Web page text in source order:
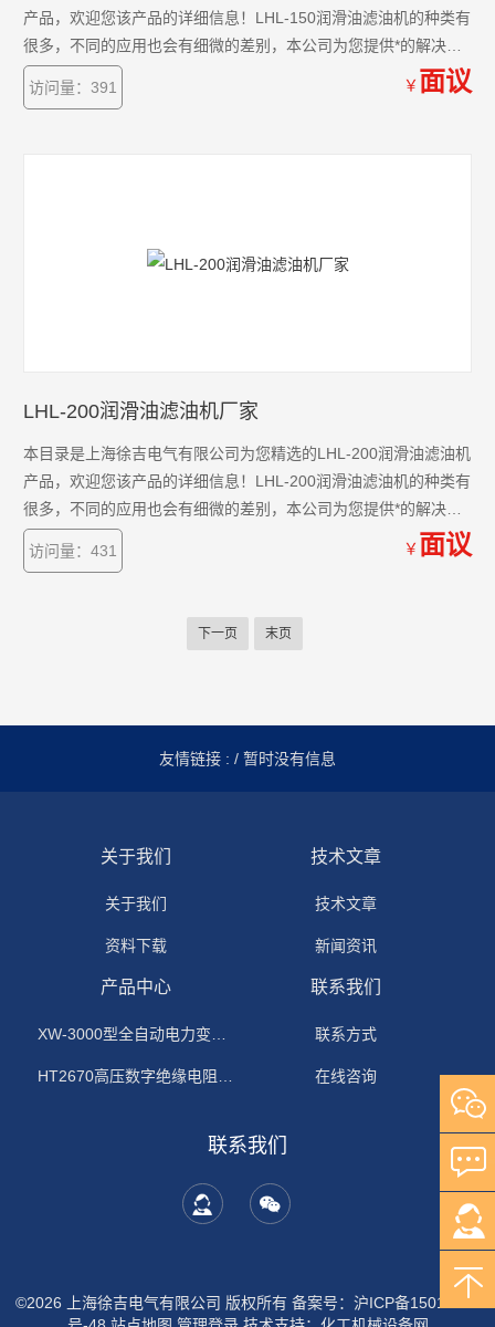
产品，欢迎您该产品的详细信息！LHL-150润滑油滤油机的种类有
很多，不同的应用也会有细微的差别，本公司为您提供*的解决方
案。
访问量：391
￥ 面议
LHL-200润滑油滤油机厂家
本目录是上海徐吉电气有限公司为您精选的LHL-200润滑油滤油机
产品，欢迎您该产品的详细信息！LHL-200润滑油滤油机的种类有
很多，不同的应用也会有细微的差别，本公司为您提供*的解决方
案。
访问量：431
￥ 面议
下一页 末页
友情链接 : / 暂时没有信息
关于我们
关于我们
资料下载
技术文章
技术文章
新闻资讯
产品中心 联系我们
联系方式
在线咨询
联系我们
©2026 上海徐吉电气有限公司 版权所有 备案号：沪ICP备15015674